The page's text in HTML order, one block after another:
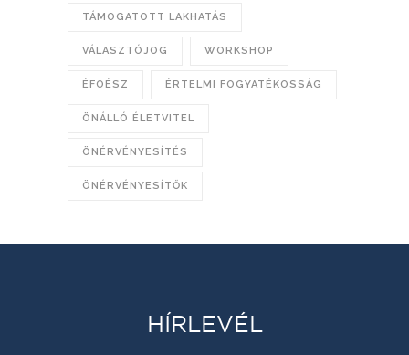
TÁMOGATOTT LAKHATÁS
VÁLASZTÓJOG WORKSHOP
ÉFOÉSZ ÉRTELMI FOGYATÉKOSSÁG
ÖNÁLLÓ ÉLETVITEL
ÖNÉRVÉNYESÍTÉS
ÖNÉRVÉNYESÍTŐK
HÍRLEVÉL